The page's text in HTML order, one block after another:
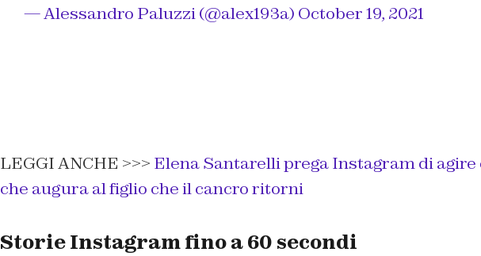
— Alessandro Paluzzi (@alex193a) October 19, 2021
LEGGI ANCHE >>> Elena Santarelli prega Instagram di agire
che augura al figlio che il cancro ritorni
Storie Instagram fino a 60 secondi